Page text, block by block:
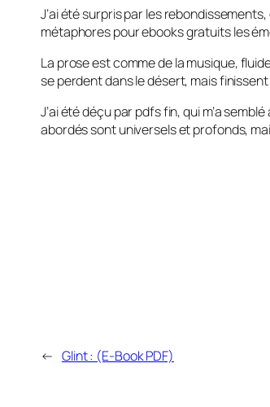
J’ai été surpris par les
métaphores pour ebooks gratuits les
La prose est comme de la musique,
se perdent dans le désert, mais
J’ai été déçu par pdfs fin, qui m’a
abordés sont universels et profonds,
← Glint : (E-Book PDF)